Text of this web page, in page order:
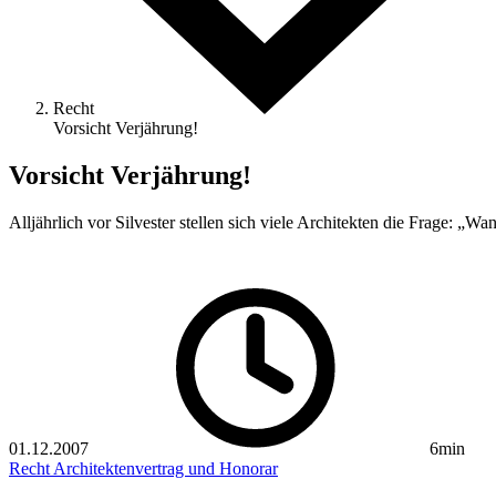
Recht
Vorsicht Verjährung!
Vorsicht Verjährung!
Alljährlich vor Silvester stellen sich viele Architekten die Frage:
01.12.2007
6min
Recht Architektenvertrag und Honorar